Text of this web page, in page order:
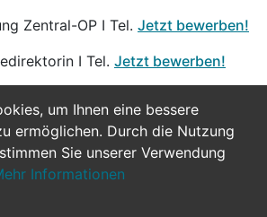
um Ihnen eine bessere
ermöglichen. Durch die Nutzung
Sie unserer Verwendung
Informationen
Zentral-OP I Tel. Jetzt bewerben!
I Tel. Jetzt bewerben!
Bewerben